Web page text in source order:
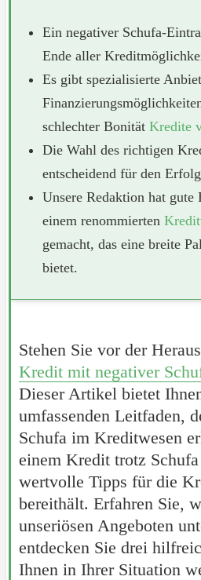
Ein negativer Schufa-
Ende aller
Es gibt spezialisierte
schlechter Bonität Kredite
Die Wahl des richtigen
entscheidend für den
Unsere Redaktion hat gute
einem renommierten
gemacht, das eine breite
bietet.
Stehen Sie vor der
Kredit mit negativer
Dieser Artikel bietet
umfassenden Leitfaden,
Schufa im Kreditwesen
einem Kredit trotz
wertvolle Tipps für die
bereithält. Erfahren Sie,
unseriösen Angeboten
entdecken Sie drei
Ihnen in Ihrer Situation